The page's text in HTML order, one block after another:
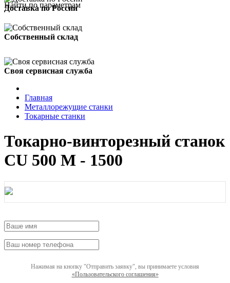
Найти по параметрам
Доставка по России
Собственный склад
Своя сервисная служба
Главная
Металлорежущие станки
Токарные станки
Токарно-винторезный станок
CU 500 M - 1500
Нажимая на кнопку "Отправить заявку", вы принимаете условия
«Пользовательского соглашения»